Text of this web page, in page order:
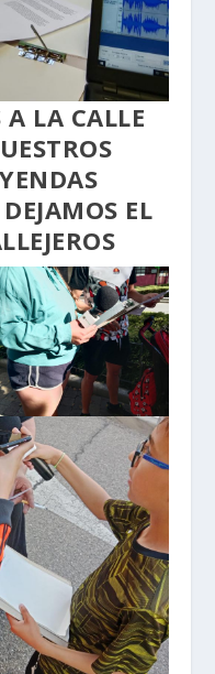
LA CALLE
EL